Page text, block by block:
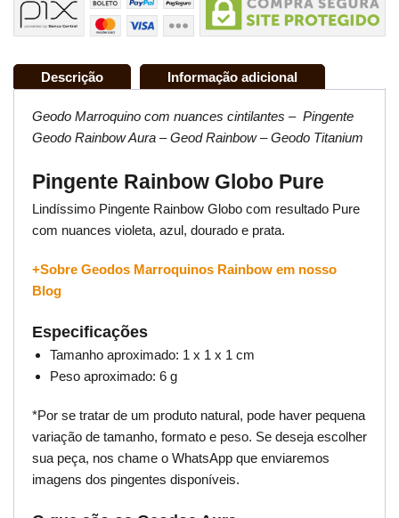
Descrição Informação adicional
Geodo Marroquino com nuances cintilantes – Pingente
Geodo Rainbow Aura – Geod Rainbow – Geodo Titanium
Pingente Rainbow Globo Pure
Lindíssimo Pingente Rainbow Globo com resultado Pure
com nuances violeta, azul, dourado e prata.
+Sobre Geodos Marroquinos Rainbow em nosso
Blog
Especificações
Tamanho aproximado: 1 x 1 x 1 cm
Peso aproximado: 6 g
*Por se tratar de um produto natural, pode haver pequena
variação de tamanho, formato e peso. Se deseja escolher
sua peça, nos chame o WhatsApp que enviaremos
imagens dos pingentes disponíveis.